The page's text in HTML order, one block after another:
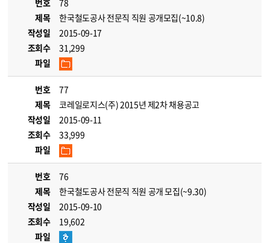
번호
78
제목
한국철도공사 전문직 직원 공개모집(~10.8)
작성일
2015-09-17
조회수
31,299
파일
번호
77
제목
코레일로지스(주) 2015년 제2차 채용공고
작성일
2015-09-11
조회수
33,999
파일
번호
76
제목
한국철도공사 전문직 직원 공개 모집(~9.30)
작성일
2015-09-10
조회수
19,602
파일